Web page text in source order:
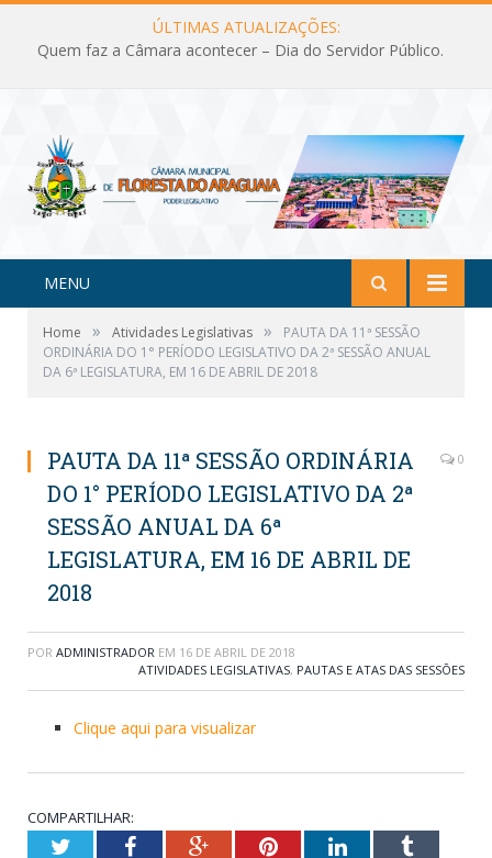
ÚLTIMAS ATUALIZAÇÕES:
Quem faz a Câmara acontecer – Dia do Servidor Público.
MENU
Home » Atividades Legislativas »
PAUTA DA 11ª SESSÃO
ORDINÁRIA DO 1° PERÍODO LEGISLATIVO DA 2ª SESSÃO ANUAL
DA 6ª LEGISLATURA, EM 16 DE ABRIL DE 2018
PAUTA DA 11ª SESSÃO ORDINÁRIA
DO 1° PERÍODO LEGISLATIVO DA 2ª
SESSÃO ANUAL DA 6ª
LEGISLATURA, EM 16 DE ABRIL DE
2018
0
POR ADMINISTRADOR EM 16 DE ABRIL DE 2018
ATIVIDADES LEGISLATIVAS, PAUTAS E ATAS DAS SESSÕES
Clique aqui para visualizar
COMPARTILHAR:
TwitterFacebookGoogle+PinterestLinkedInTumblr